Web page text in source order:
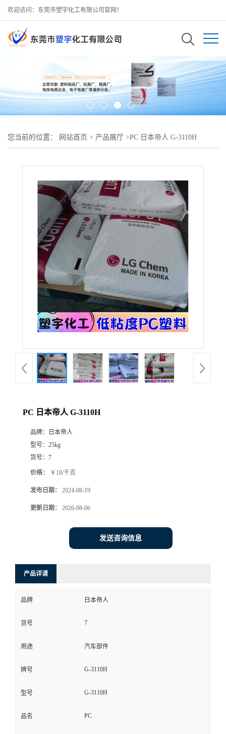
欢迎访问：东莞市塑宇化工有限公司官网！
您当前的位置： 网站首页 > 产品展厅 >PC 日本帝人 G-3110H
PC 日本帝人 G-3110H
品牌：
日本帝人
型号： 25kg
货号： 7
价格： ￥18/千克
发布日期： 2024-08-19
更新日期： 2026-08-06
发送咨询信息
产品详请
品牌 日本帝人
货号 7
用途 汽车部件
牌号 G-3110H
型号 G-3110H
品名 PC